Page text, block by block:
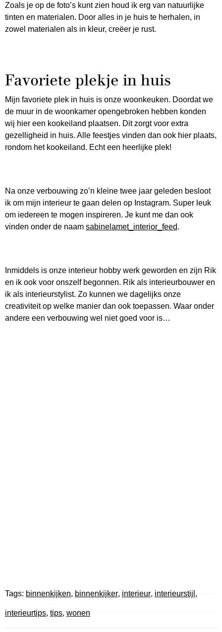
Zoals je op de foto’s kunt zien houd ik erg van natuurlijke
tinten en materialen. Door alles in je huis te herhalen, in
zowel materialen als in kleur, creëer je rust.
Favoriete plekje in huis
Mijn favoriete plek in huis is onze woonkeuken. Doordat we
de muur in de woonkamer opengebroken hebben konden
wij hier een kookeiland plaatsen. Dit zorgt voor extra
gezelligheid in huis. Alle feestjes vinden dan ook hier plaats,
rondom het kookeiland. Echt een heerlijke plek!
Na onze verbouwing zo’n kleine twee jaar geleden besloot
ik om mijn interieur te gaan delen op Instagram. Super leuk
om iedereen te mogen inspireren. Je kunt me dan ook
vinden onder de naam sabinelamet_interior_feed.
Inmiddels is onze interieur hobby werk geworden en zijn Rik
en ik ook voor onszelf begonnen. Rik als interieurbouwer en
ik als interieurstylist. Zo kunnen we dagelijks onze
creativiteit op welke manier dan ook toepassen. Waar onder
andere een verbouwing wel niet goed voor is…
Tags: binnenkijken, binnenkijker, interieur, interieurstijl ,
interieurtips, tips, wonen